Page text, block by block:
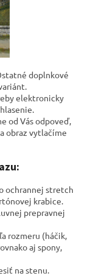
doplnkové
elektronicky
od Vás odpoveď,
obraz vytlačíme
ochrannej stretch
krabice.
prepravnej
rozmeru (háčik,
aj spony,
na stenu.